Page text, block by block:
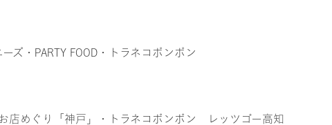
ズ ・PARTY FOOD ・トラネコボンボン
店めぐり「神戸」
・トラネコボンボン レッツゴー高知